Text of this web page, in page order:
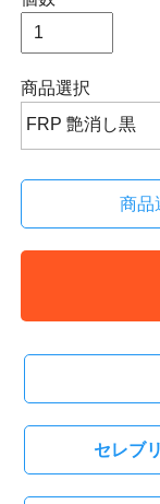
商品選択
商品
セレブ